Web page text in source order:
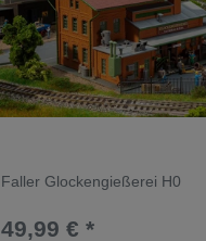
Faller Glockengießerei H0
49,99 € *